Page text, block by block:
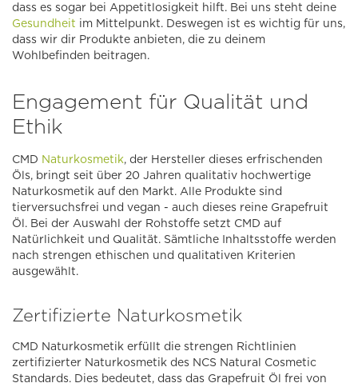
dass es sogar bei Appetitlosigkeit hilft. Bei uns steht deine
Gesundheit im Mittelpunkt. Deswegen ist es wichtig für uns,
dass wir dir Produkte anbieten, die zu deinem
Wohlbefinden beitragen.
Engagement für Qualität und
Ethik
CMD Naturkosmetik, der Hersteller dieses erfrischenden
Öls, bringt seit über 20 Jahren qualitativ hochwertige
Naturkosmetik auf den Markt. Alle Produkte sind
tierversuchsfrei und vegan - auch dieses reine Grapefruit
Öl. Bei der Auswahl der Rohstoffe setzt CMD auf
Natürlichkeit und Qualität. Sämtliche Inhaltsstoffe werden
nach strengen ethischen und qualitativen Kriterien
ausgewählt.
Zertifizierte Naturkosmetik
CMD Naturkosmetik erfüllt die strengen Richtlinien
zertifizierter Naturkosmetik des NCS Natural Cosmetic
Standards. Dies bedeutet, dass das Grapefruit Öl frei von